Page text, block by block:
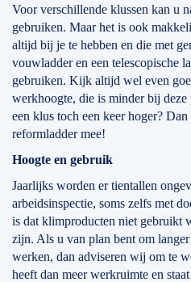
Voor verschillende klussen kan u
gebruiken. Maar het is ook
altijd bij je te hebben en die met
vouwladder en een telescopische
gebruiken. Kijk altijd wel even
werkhoogte, die is minder bij
een klus toch een keer hoger?
reformladder mee!
Hoogte en gebruik
Jaarlijks worden er tientallen
arbeidsinspectie, soms zelfs met
is dat klimproducten niet gebruikt
zijn. Als u van plan bent om
werken, dan adviseren wij om te
heeft dan meer werkruimte en